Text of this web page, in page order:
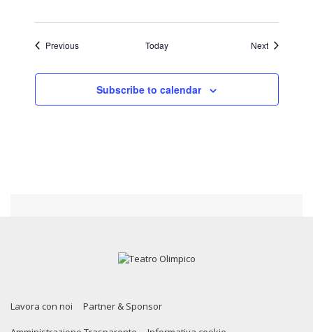
PreviousEvents Today NextEvents
Subscribe to calendar
Lavora con noi Partner & Sponsor